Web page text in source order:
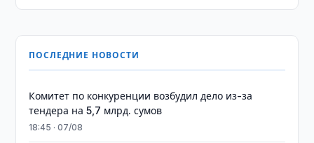
ПОСЛЕДНИЕ НОВОСТИ
Комитет по конкуренции возбудил дело из-за
тендера на 5,7 млрд. сумов
18:45 · 07/08